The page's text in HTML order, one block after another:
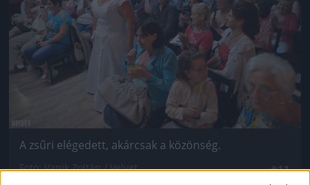
A zsűri elégedett, akárcsak a közönség.
Fotó: Vanik Zoltán / Velvet #11